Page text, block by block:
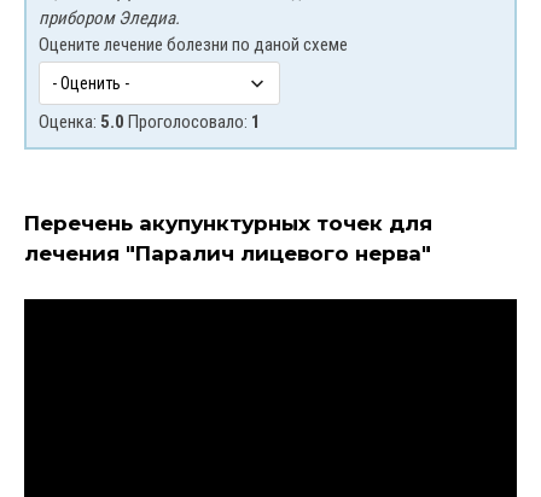
прибором Эледиа.
Оцените лечение болезни по даной схеме
Оценка: 5.0 Проголосовало: 1
Перечень акупунктурных точек для
лечения "Паралич лицевого нерва"